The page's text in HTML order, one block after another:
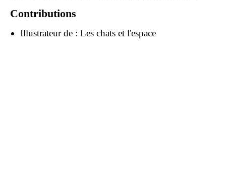
Contributions
Illustrateur de : Les chats et l'espace